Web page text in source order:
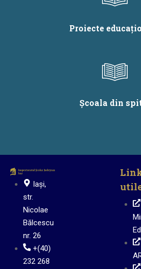
Proiecte
Școala din
Iași,
str.
Nicolae
Bălcescu
nr. 26
+(40)
232 268